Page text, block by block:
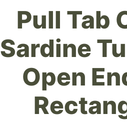
Pull Tab
Sardine
Open